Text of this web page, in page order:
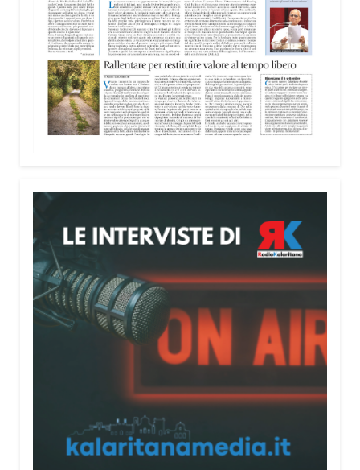
pomeriggio, alla Mediateca del Mediterraneo
(MEM), l’incontro con l’arcivescovo monsignor
Giuseppe Baturi ha approfondito il ruolo dei giovani
nella costruzione di ponti tra culture e popoli, con
un confronto inserito nel percorso “Cagliari Città
della Pace e del Mediterraneo”, progetto che
promuove il dialogo e la collaborazione tra le
libanese del Consiglio dei Giovani del
Mediterraneo della CEI: «Il campo è molto più di
un’esperienza di volontariato: è un’opportunità per
costruire relazioni attraverso il servizio, linguaggio
universale capace di unire persone diverse».
Condividi:
X WhatsApp
E-mail Stampa